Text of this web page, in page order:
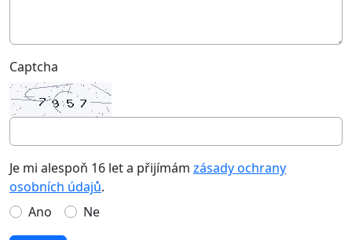
Captcha
Je mi alespoň 16 let a přijímám zásady ochrany
osobních údajů.
Ano
Ne